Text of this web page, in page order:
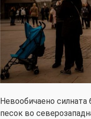
Невообичаено силната
песок во